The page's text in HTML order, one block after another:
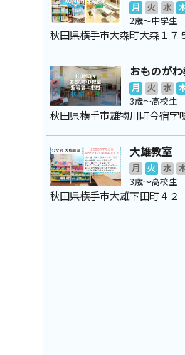
月 火 水
2歳～中学生
秋田県横手市大森町大森１７
おものが
月 火 水
3歳～高校生
秋田県横手市雄物川町今宿字
大雄教室
月 火 水
3歳～高校生
秋田県横手市大雄下田町４２